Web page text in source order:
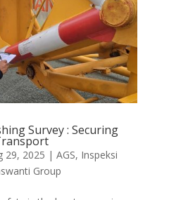
Survey : Securing
29, 2025 | AGS, Inspeksi
Group